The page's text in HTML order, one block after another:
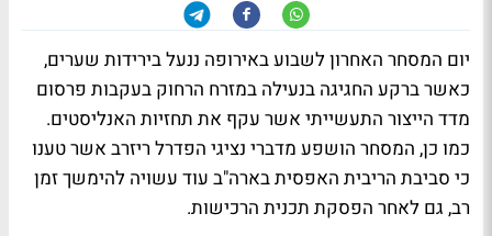
יום המסחר האחרון לשבוע באירופה ננעל בירידות שערים,
כאשר ברקע החגיגה בנעילה במזרח הרחוק בעקבות פרסום
מדד הייצור התעשייתי אשר עקף את תחזיות האנליסטים.
כמו כן, המסחר הושפע מדברי נציגי הפדרל ריזרב אשר טענו
כי סביבת הריבית האפסית בארה"ב עוד עשויה להימשך זמן
רב, גם לאחר הפסקת תכנית הרכישות.